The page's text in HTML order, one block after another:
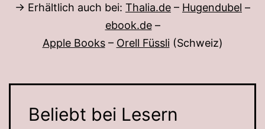
→ Erhältlich auch bei: Thalia.de – Hugendubel –
ebook.de–
Apple Books– Orell Füssli(Schweiz)
Beliebt bei Lesern